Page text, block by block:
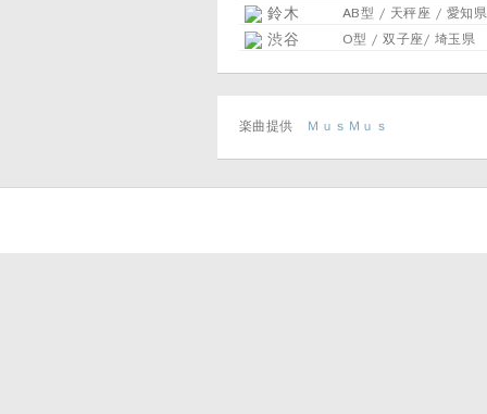
鈴木 AB型 / 天秤座 / 愛知県
渋谷 O型 / 双子座/ 埼玉県
楽曲提供 ＭｕｓＭｕｓ